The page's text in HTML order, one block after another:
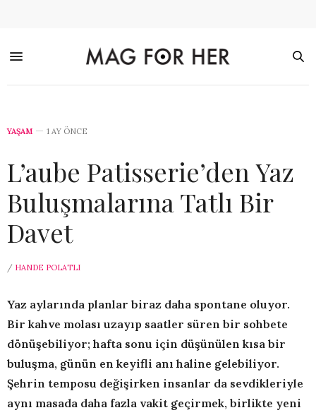
YAŞAM 1 AY ÖNCE
L’aube Patisserie’den Yaz
Buluşmalarına Tatlı Bir
Davet
/ HANDE POLATLI
Yaz aylarında planlar biraz daha spontane oluyor.
Bir kahve molası uzayıp saatler süren bir sohbete
dönüşebiliyor; hafta sonu için düşünülen kısa bir
buluşma, günün en keyifli anı haline gelebiliyor.
Şehrin temposu değişirken insanlar da sevdikleriyle
aynı masada daha fazla vakit geçirmek, birlikte yeni